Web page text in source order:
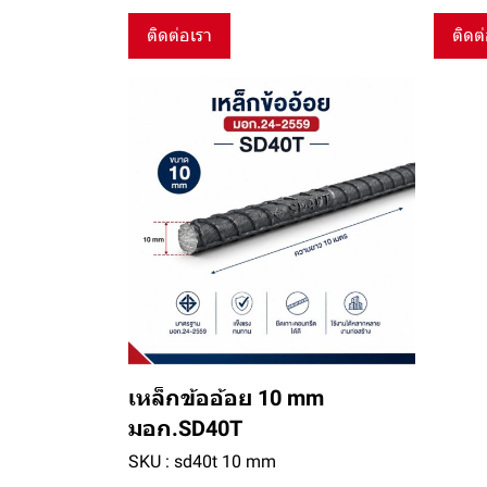
ติดต่อเรา ติดต่
เหล็กข้ออ้อย 10 mm
มอก.SD40T
SKU : sd40t 10 mm